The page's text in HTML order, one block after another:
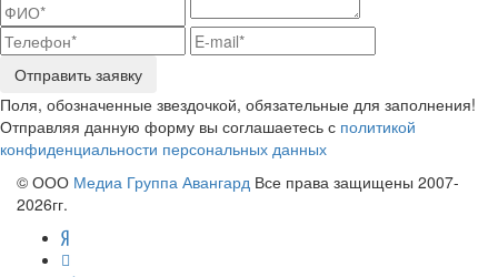
Отправить заявку
Поля, обозначенные звездочкой, обязательные для заполнения!
Отправляя данную форму вы соглашаетесь с политикой
конфиденциальности персональных данных
© ООО Медиа Группа Авангард Все права защищены 2007-
2026гг.